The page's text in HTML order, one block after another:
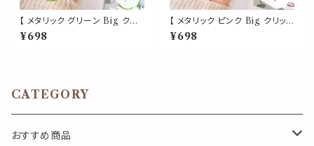
【 メタリック グリーン Big クリッ
プ 】5個入 緑 強い 大きい ペー
パー 新聞 雑誌 名刺 資料 サイ
ク アイテム
¥698
【 メタリック ピンク Big クリップ
】5個入 強い 大きい ペーパー
新聞 雑誌 名刺 資料 サイズ 50
¥698
CATEGORY
おすすめ商品